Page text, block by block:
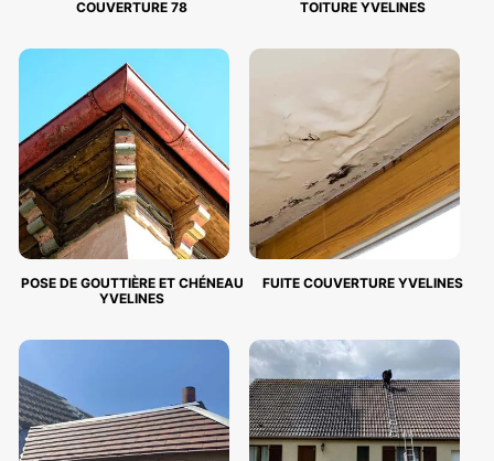
COUVERTURE 78 TOITURE YVELINES
POSE DE GOUTTIÈRE ET CHÉNEAU
YVELINES
FUITE COUVERTURE YVELINES